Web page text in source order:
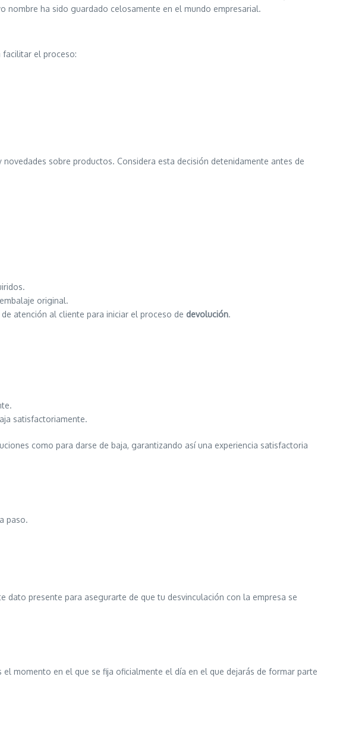
nombre ha sido guardado celosamente en el mundo empresarial.
el proceso:
sobre productos. Considera esta decisión detenidamente antes de
original.
atención al cliente para iniciar el proceso de devolución.
satisfactoriamente.
como para darse de baja, garantizando así una experiencia satisfactoria
paso.
presente para asegurarte de que tu desvinculación con la empresa se
momento en el que se fija oficialmente el día en el que dejarás de formar parte